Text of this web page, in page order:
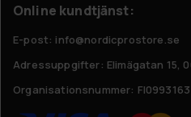
Online kundtjänst:
E-post: info@nordicprostore.se
Adressuppgifter: Elimägatan 15,
Organisationsnummer: